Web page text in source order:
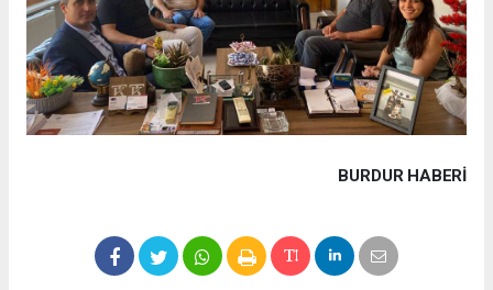
BURDUR HABERİ